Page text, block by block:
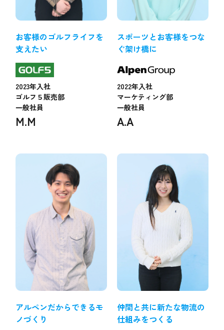
お客様のゴルフライフを
支えたい
2023年入社
ゴルフ５販売部
一般社員
M.M
スポーツとお客様をつな
ぐ架け橋に
2022年入社
マーケティング部
一般社員
A.A
アルペンだからできるモ
ノづくり
仲間と共に新たな物流の
仕組みをつくる